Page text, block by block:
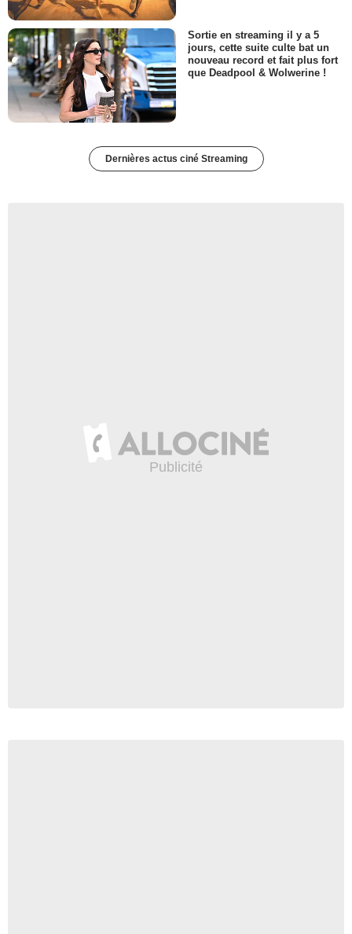
Sortie en streaming il y a 5
jours, cette suite culte bat un
nouveau record et fait plus fort
que Deadpool & Wolwerine !
Dernières actus ciné Streaming